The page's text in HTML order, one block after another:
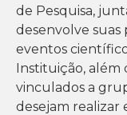
de Pesquisa,
desenvolve suas
eventos
Instituição, além
vinculados a
desejam realizar